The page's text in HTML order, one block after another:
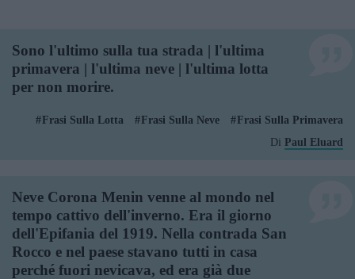
Sono l'ultimo sulla tua strada | l'ultima
primavera | l'ultima neve | l'ultima lotta
per non morire.
Frasi Sulla Lotta Frasi Sulla Neve
Frasi Sulla Primavera
Di Paul Eluard
Neve Corona Menin venne al mondo nel
tempo cattivo dell'inverno. Era il giorno
dell'Epifania del 1919. Nella contrada San
Rocco e nel paese stavano tutti in casa
perché fuori nevicava, ed era già due